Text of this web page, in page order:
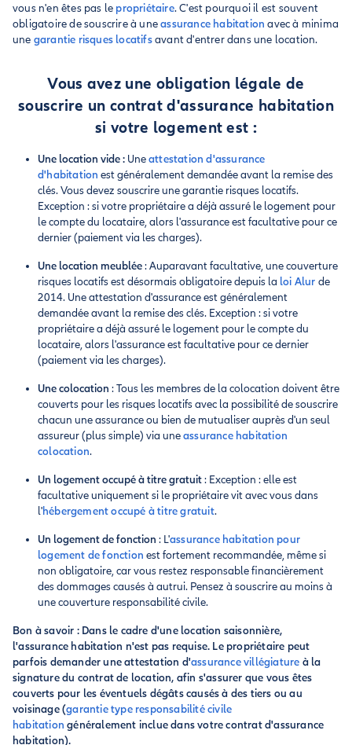
vous n'en êtes pas le propriétaire. C'est pourquoi il est souvent
obligatoire de souscrire à uneassurance habitation avec à minima
une garantie risques locatifsavant d'entrer dans une location.
Vous avez une obligation légale de
souscrire un contrat d'assurance habitation
si votre logement est :
Une location vide : Uneattestation d'assurance
d'habitation est généralement demandée avant la remise des
clés. Vous devez souscrire une garantie risques locatifs.
Exception : si votre propriétaire a déjà assuré le logement pour
le compte du locataire, alors l'assurance est facultative pour ce
dernier (paiement via les charges).
Une location meublée: Auparavant facultative, une couverture
risques locatifs est désormais obligatoire depuis la loi Alur de
2014. Une attestation d'assurance est généralement
demandée avant la remise des clés. Exception : si votre
propriétaire a déjà assuré le logement pour le compte du
locataire, alors l'assurance est facultative pour ce dernier
(paiement via les charges).
Une colocation : Tous les membres de la colocation doivent être
couverts pour les risques locatifs avec la possibilité de souscrire
chacun une assurance ou bien de mutualiser auprès d'un seul
assureur (plus simple) via uneassurance habitation
colocation.
Un logement occupé à titre gratuit: Exception : elle est
facultative uniquement si le propriétaire vit avec vous dans
l'hébergement occupé à titre gratuit.
Un logement de fonction : L'assurance habitation pour
logement de fonction est fortement recommandée, même si
non obligatoire, car vous restez responsable financièrement
des dommages causés à autrui. Pensez à souscrire au moins à
une couverture responsabilité civile.
Bon à savoir : Dans le cadre d'une location saisonnière,
l'assurance habitation n'est pas requise. Le propriétaire peut
parfois demander une attestation d'assurance villégiature à la
signature du contrat de location, afin s'assurer que vous êtes
couverts pour les éventuels dégâts causés à des tiers ou au
voisinage (garantie type responsabilité civile
habitation généralement inclue dans votre contrat d'assurance
habitation).